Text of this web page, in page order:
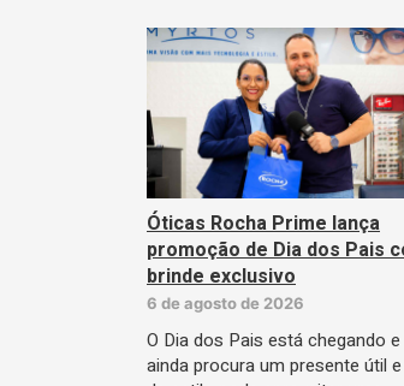
Óticas Rocha Prime lança
promoção de Dia dos Pais
brinde exclusivo
6 de agosto de 2026
O Dia dos Pais está chegando
ainda procura um presente útil